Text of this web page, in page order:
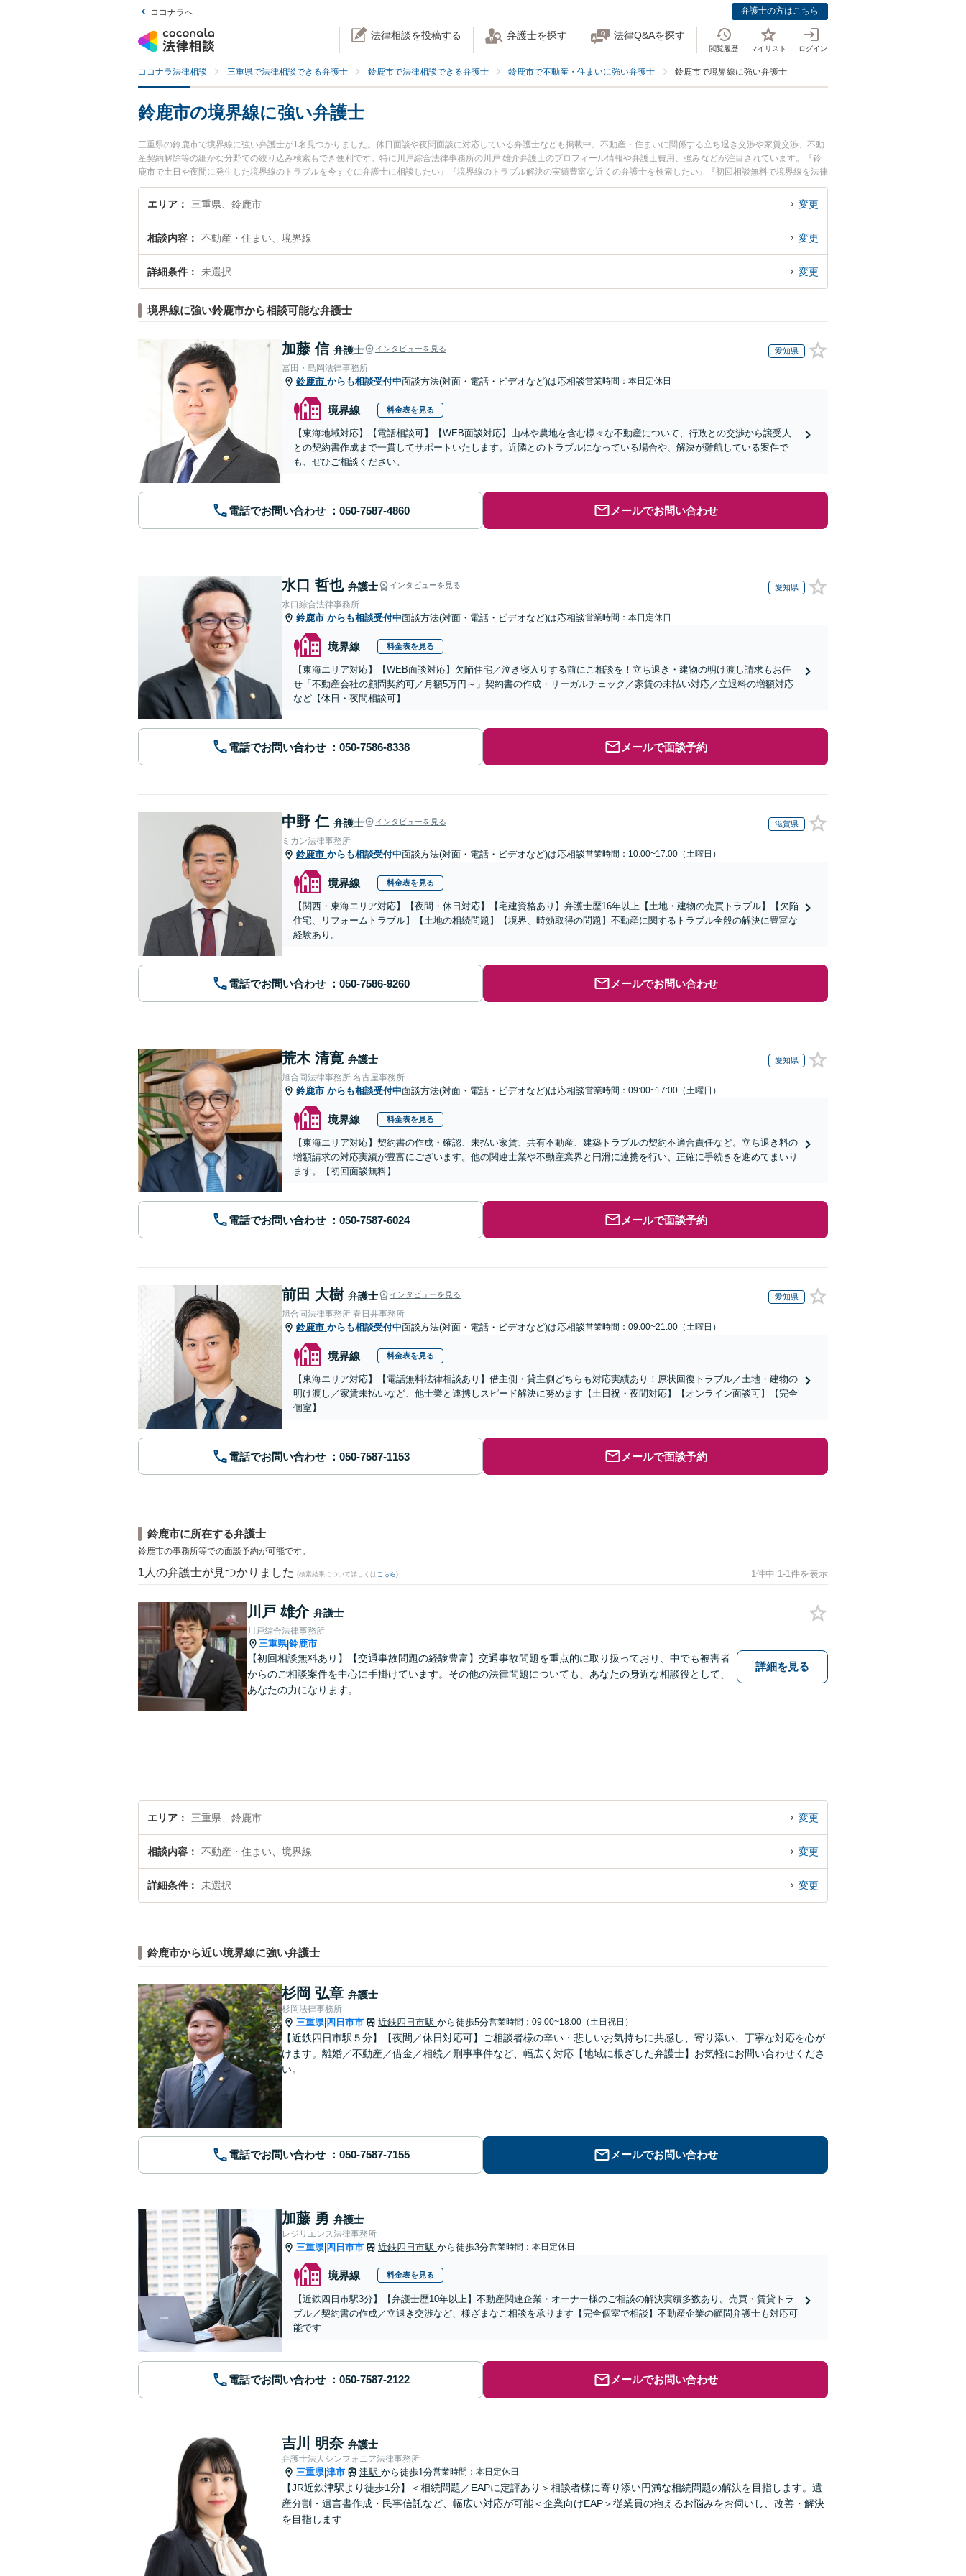
ココナラへ 弁護士の方はこちら
法律相談を投稿する 弁護士を探す 法律Q&Aを探す
閲覧履歴 マイリスト ログイン
ココナラ法律相談 三重県で法律相談できる弁護士 鈴鹿市で法律相談できる弁護士 鈴鹿市で不動産・住まいに強い弁護士 鈴鹿市で境界線に強い弁護士
鈴鹿市の境界線に強い弁護士
三重県の鈴鹿市で境界線に強い弁護士が1名見つかりました。休日面談や夜間面談に対応している弁護士なども掲載中。不動産・住まいに関係する立ち退き交渉や家賃交渉、不動
産契約解除等の細かな分野での絞り込み検索もでき便利です。特に川戸綜合法律事務所の川戸 雄介弁護士のプロフィール情報や弁護士費用、強みなどが注目されています。『鈴
鹿市で土日や夜間に発生した境界線のトラブルを今すぐに弁護士に相談したい』『境界線のトラブル解決の実績豊富な近くの弁護士を検索したい』『初回相談無料で境界線を法律
相談できる鈴鹿市内の弁護士に相談予約したい』などでお困りの相談者さんにおすすめです。
エリア 三重県、鈴鹿市 変更
相談内容 不動産・住まい、境界線 変更
詳細条件 未選択 変更
境界線に強い鈴鹿市から相談可能な弁護士
加藤 信 弁護士 インタビューを見る 愛知県
冨田・島岡法律事務所
鈴鹿市 からも相談受付中面談方法(対面・電話・ビデオなど)は応相談営業時間：本日定休日
境界線 料金表を見る
【東海地域対応】【電話相談可】【WEB面談対応】山林や農地を含む様々な不動産について、行政との交渉から譲受人
との契約書作成まで一貫してサポートいたします。近隣とのトラブルになっている場合や、解決が難航している案件で
も、ぜひご相談ください。
電話でお問い合わせ メールでお問い合わせ
水口 哲也 弁護士 インタビューを見る 愛知県
水口綜合法律事務所
鈴鹿市 からも相談受付中面談方法(対面・電話・ビデオなど)は応相談営業時間：本日定休日
境界線 料金表を見る
【東海エリア対応】【WEB面談対応】欠陥住宅／泣き寝入りする前にご相談を！立ち退き・建物の明け渡し請求もお任
せ「不動産会社の顧問契約可／月額5万円～」契約書の作成・リーガルチェック／家賃の未払い対応／立退料の増額対応
など【休日・夜間相談可】
電話でお問い合わせ メールで面談予約
中野 仁 弁護士 インタビューを見る 滋賀県
ミカン法律事務所
鈴鹿市 からも相談受付中面談方法(対面・電話・ビデオなど)は応相談営業時間：10:00~17:00（土曜日）
境界線 料金表を見る
【関西・東海エリア対応】【夜間・休日対応】【宅建資格あり】弁護士歴16年以上【土地・建物の売買トラブル】【欠陥
住宅、リフォームトラブル】【土地の相続問題】【境界、時効取得の問題】不動産に関するトラブル全般の解決に豊富な
経験あり。
電話でお問い合わせ メールでお問い合わせ
荒木 清寛 弁護士 愛知県
旭合同法律事務所 名古屋事務所
鈴鹿市 からも相談受付中面談方法(対面・電話・ビデオなど)は応相談営業時間：09:00~17:00（土曜日）
境界線 料金表を見る
【東海エリア対応】契約書の作成・確認、未払い家賃、共有不動産、建築トラブルの契約不適合責任など。立ち退き料の
増額請求の対応実績が豊富にございます。他の関連士業や不動産業界と円滑に連携を行い、正確に手続きを進めてまいり
ます。【初回面談無料】
電話でお問い合わせ メールで面談予約
前田 大樹 弁護士 インタビューを見る 愛知県
旭合同法律事務所 春日井事務所
鈴鹿市 からも相談受付中面談方法(対面・電話・ビデオなど)は応相談営業時間：09:00~21:00（土曜日）
境界線 料金表を見る
【東海エリア対応】【電話無料法律相談あり】借主側・貸主側どちらも対応実績あり！原状回復トラブル／土地・建物の
明け渡し／家賃未払いなど、他士業と連携しスピード解決に努めます【土日祝・夜間対応】【オンライン面談可】【完全
個室】
電話でお問い合わせ メールで面談予約
鈴鹿市に所在する弁護士
鈴鹿市の事務所等での面談予約が可能です。
1 人の弁護士が見つかりました (検索結果について詳しくは こちら) 1件中 1-1件を表示
川戸 雄介 弁護士
川戸綜合法律事務所
三重県|鈴鹿市
【初回相談無料あり】【交通事故問題の経験豊富】交通事故問題を重点的に取り扱っており、中でも被害者
からのご相談案件を中心に手掛けています。その他の法律問題についても、あなたの身近な相談役として、
あなたの力になります。
詳細を見る
エリア 三重県、鈴鹿市 変更
相談内容 不動産・住まい、境界線 変更
詳細条件 未選択 変更
鈴鹿市から近い境界線に強い弁護士
杉岡 弘章 弁護士
杉岡法律事務所
三重県| 四日市市 近鉄四日市駅 から徒歩5分営業時間：09:00~18:00（土日祝日）
【近鉄四日市駅５分】【夜間／休日対応可】ご相談者様の辛い・悲しいお気持ちに共感し、寄り添い、丁寧な対応を心が
けます。離婚／不動産／借金／相続／刑事事件など、幅広く対応【地域に根ざした弁護士】お気軽にお問い合わせくださ
い。
電話でお問い合わせ メールでお問い合わせ
加藤 勇 弁護士
レジリエンス法律事務所
三重県| 四日市市 近鉄四日市駅 から徒歩3分営業時間：本日定休日
境界線 料金表を見る
【近鉄四日市駅3分】【弁護士歴10年以上】不動産関連企業・オーナー様のご相談の解決実績多数あり。売買・賃貸トラ
ブル／契約書の作成／立退き交渉など、様ざまなご相談を承ります【完全個室で相談】不動産企業の顧問弁護士も対応可
能です
電話でお問い合わせ メールでお問い合わせ
吉川 明奈 弁護士
弁護士法人シンフォニア法律事務所
三重県|津市 津駅 から徒歩1分営業時間：本日定休日
【JR近鉄津駅より徒歩1分】＜相続問題／EAPに定評あり＞相談者様に寄り添い円満な相続問題の解決を目指します。遺
産分割・遺言書作成・民事信託など、幅広い対応が可能＜企業向けEAP＞従業員の抱えるお悩みをお伺いし、改善・解決
を目指します